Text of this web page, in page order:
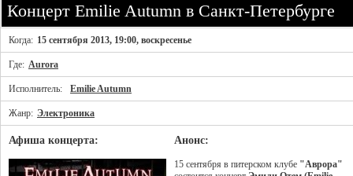
Концерт Emilie Autumn в Санкт-Петербурге
Когда: 15 сентября 2013, 19:00, воскресенье
Где: Aurora
Исполнитель: Emilie Autumn
Жанр: Электроника
Афиша концерта: Анонс:
15 сентября в питерском клубе "Аврора"